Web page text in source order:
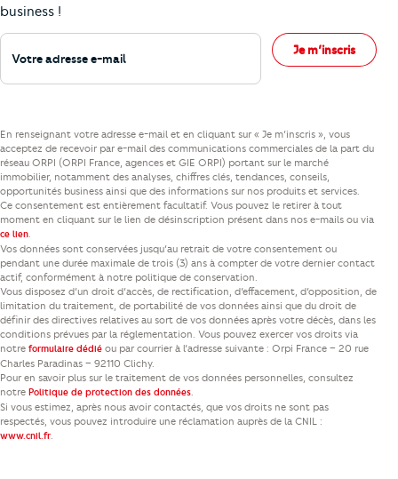
business !
Votre adresse e-mail
Je m’inscris
En renseignant votre adresse e-mail et en cliquant sur « Je m’inscris », vous
acceptez de recevoir par e-mail des communications commerciales de la part du
réseau ORPI (ORPI France, agences et GIE ORPI) portant sur le marché
immobilier, notamment des analyses, chiffres clés, tendances, conseils,
opportunités business ainsi que des informations sur nos produits et services.
Ce consentement est entièrement facultatif. Vous pouvez le retirer à tout
moment en cliquant sur le lien de désinscription présent dans nos e-mails ou via
ce lien.
Vos données sont conservées jusqu’au retrait de votre consentement ou
pendant une durée maximale de trois (3) ans à compter de votre dernier contact
actif, conformément à notre politique de conservation.
Vous disposez d’un droit d’accès, de rectification, d’effacement, d’opposition, de
limitation du traitement, de portabilité de vos données ainsi que du droit de
définir des directives relatives au sort de vos données après votre décès, dans les
conditions prévues par la réglementation. Vous pouvez exercer vos droits via
notre formulaire dédié ou par courrier à l’adresse suivante : Orpi France – 20 rue
Charles Paradinas – 92110 Clichy.
Pour en savoir plus sur le traitement de vos données personnelles, consultez
notre Politique de protection des données.
Si vous estimez, après nous avoir contactés, que vos droits ne sont pas
respectés, vous pouvez introduire une réclamation auprès de la CNIL :
www.cnil.fr.